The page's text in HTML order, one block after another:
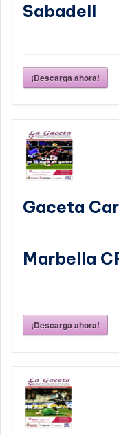
Sabadell
¡Descarga ahora!
Gaceta
Marbella
¡Descarga ahora!